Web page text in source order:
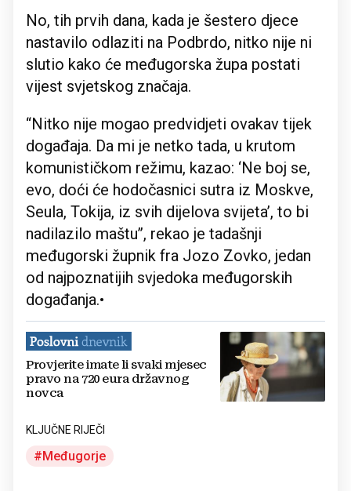
No, tih prvih dana, kada je šestero djece
nastavilo odlaziti na Podbrdo, nitko nije ni
slutio kako će međugorska župa postati
vijest svjetskog značaja.
“Nitko nije mogao predvidjeti ovakav tijek
događaja. Da mi je netko tada, u krutom
komunističkom režimu, kazao: ‘Ne boj se,
evo, doći će hodočasnici sutra iz Moskve,
Seula, Tokija, iz svih dijelova svijeta’, to bi
nadilazilo maštu’’, rekao je tadašnji
međugorski župnik fra Jozo Zovko, jedan
od najpoznatijih svjedoka međugorskih
događanja.•
Provjerite imate li svaki mjesec
pravo na 720 eura državnog
novca
KLJUČNE RIJEČI
Međugorje